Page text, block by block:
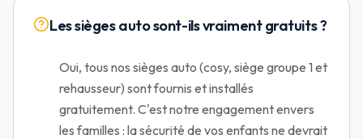
Les sièges auto sont-ils vraiment gratuits ?
Oui, tous nos sièges auto (cosy, siège groupe 1 et
rehausseur) sont fournis et installés
gratuitement. C'est notre engagement envers
les familles : la sécurité de vos enfants ne devrait